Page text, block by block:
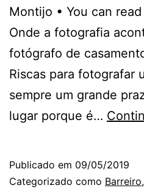
Montijo • You can
Onde a fotografia
fotógrafo de
Riscas para fotografar
sempre um grande
lugar porque é…
Publicado em 09/05/2019
Categorizado como Barreiro,